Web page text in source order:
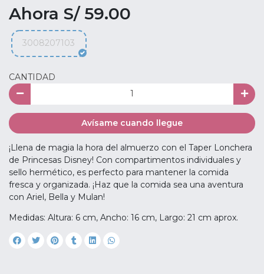
Ahora S/ 59.00
3008207103
CANTIDAD
Avísame cuando llegue
¡Llena de magia la hora del almuerzo con el Taper Lonchera
de Princesas Disney! Con compartimentos individuales y
sello hermético, es perfecto para mantener la comida
fresca y organizada. ¡Haz que la comida sea una aventura
con Ariel, Bella y Mulan!
Medidas: Altura: 6 cm, Ancho: 16 cm, Largo: 21 cm aprox.